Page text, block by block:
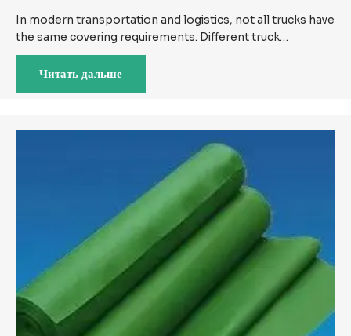
In modern transportation and logistics, not all trucks have
the same covering requirements. Different truck…
Читать дальше